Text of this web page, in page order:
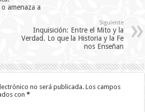
amenaza a
Siguiente
Inquisición: Entre el Mito y la
Verdad. Lo que la Historia y la Fe
nos Enseñan
no será publicada. Los campos
con*